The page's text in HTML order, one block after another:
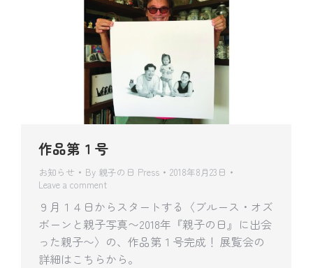
作品第１号
お知らせ By 親子の日 Press
2018年8月23日
Leave a comment
９月１４日からスタートする〈ブルース・オズ
ボーンと親子写真〜2018年『親子の日』に出会
った親子〜〉の、作品第１号完成！ 展覧会の
詳細はこちらから。